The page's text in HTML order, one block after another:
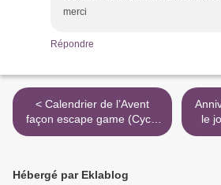
merci
Répondre
< Calendrier de l’Avent
façon escape game (Cycle
3) : énigmes et surprises à
le
Hébergé par Eklablog